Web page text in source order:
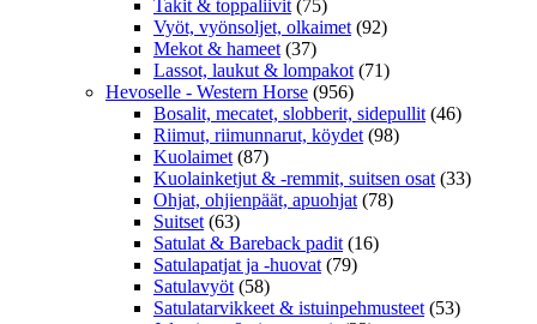
Takit & toppaliivit (75)
Vyöt, vyönsoljet, olkaimet (92)
Mekot & hameet (37)
Lassot, laukut & lompakot (71)
Hevoselle - Western Horse (956)
Bosalit, mecatet, slobberit, sidepullit (46)
Riimut, riimunnarut, köydet (98)
Kuolaimet (87)
Kuolainketjut & -remmit, suitsen osat (33)
Ohjat, ohjienpäät, apuohjat (78)
Suitset (63)
Satulat & Bareback padit (16)
Satulapatjat ja -huovat (79)
Satulavyöt (58)
Satulatarvikkeet & istuinpehmusteet (53)